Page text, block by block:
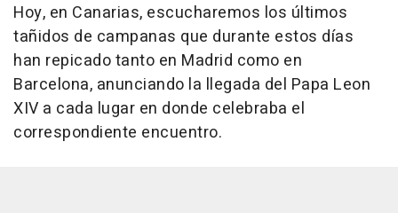
Hoy, en Canarias, escucharemos los últimos
tañidos de campanas que durante estos días
han repicado tanto en Madrid como en
Barcelona, anunciando la llegada del Papa Leon
XIV a cada lugar en donde celebraba el
correspondiente encuentro.